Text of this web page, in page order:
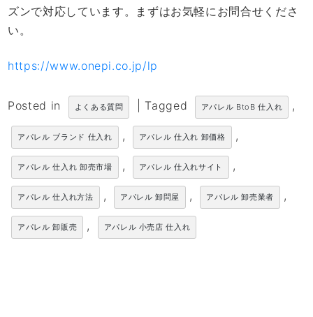
ズンで対応しています。まずはお気軽にお問合せくださ
い。
https://www.onepi.co.jp/lp
Posted in よくある質問 Tagged アパレル BtoB 仕入れ ,
アパレル ブランド 仕入れ , アパレル 仕入れ 卸価格 ,
アパレル 仕入れ 卸売市場 , アパレル 仕入れサイト ,
アパレル 仕入れ方法 , アパレル 卸問屋 , アパレル 卸売業者 ,
アパレル 卸販売 , アパレル 小売店 仕入れ